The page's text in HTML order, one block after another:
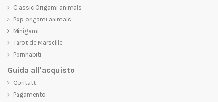
Classic Origami animals
Pop origami animals
Minigami
Tarot de Marseille
Pornhabiti
Guida all'acquisto
Contatti
Pagamento